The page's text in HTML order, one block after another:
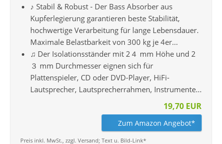
♪ Stabil & Robust - Der Bass Absorber aus
Kupferlegierung garantieren beste Stabilität,
hochwertige Verarbeitung für lange Lebensdauer.
Maximale Belastbarkeit von 300 kg je 4er...
♫ Der Isolationsständer mit 2４ mm Höhe und 2
３ mm Durchmesser eignen sich für
Plattenspieler, CD oder DVD-Player, HiFi-
Lautsprecher, Lautsprecherrahmen, Instrumente...
19,70 EUR
Zum Amazon Angebot*
Preis inkl. MwSt., zzgl. Versand; Text u. Bild-Link*